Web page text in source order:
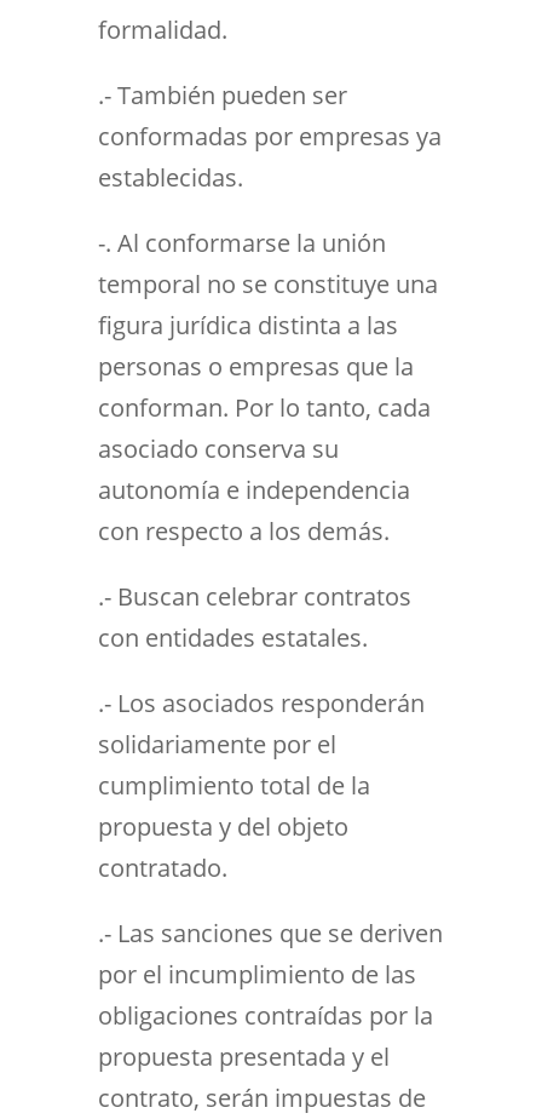
formalidad.
.- También pueden ser
conformadas por empresas ya
establecidas.
-. Al conformarse la unión
temporal no se constituye una
figura jurídica distinta a las
personas o empresas que la
conforman. Por lo tanto, cada
asociado conserva su
autonomía e independencia
con respecto a los demás.
.- Buscan celebrar contratos
con entidades estatales.
.- Los asociados responderán
solidariamente por el
cumplimiento total de la
propuesta y del objeto
contratado.
.- Las sanciones que se deriven
por el incumplimiento de las
obligaciones contraídas por la
propuesta presentada y el
contrato, serán impuestas de